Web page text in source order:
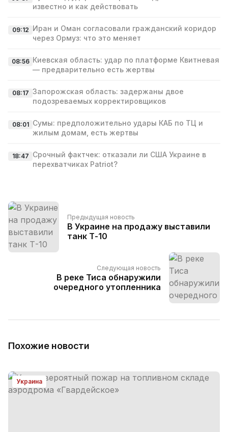
известно и как действовать
09:12 Иран и Оман согласовали гражданский коридор
через Ормуз: что это меняет
08:56 Киевская область: удар по платформе Квитневая
— предварительно есть жертвы
08:17 Запорожская область: задержаны двое
подозреваемых корректировщиков
08:01 Сумы: предположительно удары КАБ по ТЦ и
жилым домам, есть жертвы
18:47 Срочный фактчек: отказали ли США Украине в
перехватчиках Patriot?
Предыдущая новость
В Украине на продажу выставили
танк Т-10
Следующая новость
В реке Тиса обнаружили
очередного утопленника
Похожие новости
Украина